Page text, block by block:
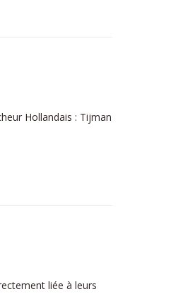
Hollandais : Tijman
liée à leurs